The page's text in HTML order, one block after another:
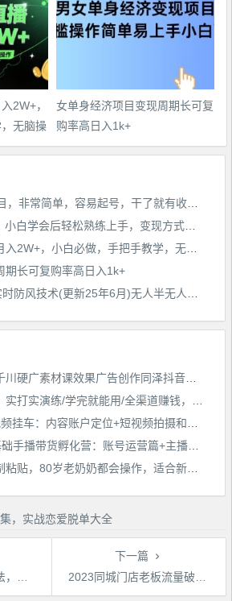
2W+，
无脑操
女单身经济项目变现周期长可复
购率高日入1k+
期长可复购率高日入1k+
钱快
下一篇
2023同城门店老板流量破局课（短视频+直播间+员工号），同城号系统运营课